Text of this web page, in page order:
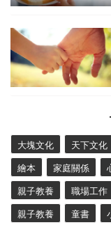
大塊文化 天下文化
繪本 家庭關係
親子教養 職場工作
親子教養 童書